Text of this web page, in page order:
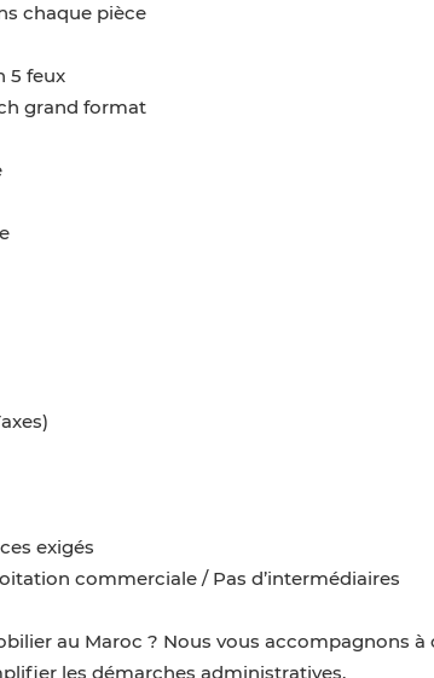
chaque pièce
5 feux
grand format
exigés
commerciale / Pas d’intermédiaires
au Maroc ? Nous vous accompagnons à
les démarches administratives.